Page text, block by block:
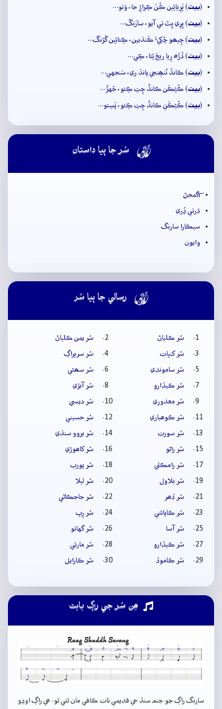
(بيت) ڀَرِيائِين ڪُنَ ڪِراڙِ جا، وَٺو…
(بيت) ڀِرِي ڀِٽَ تي آيو، سارَنگُ…
(بيت) چِيھو چُکِيءَ ڪَنڌيين، ڪِئائِين گَڙنگَ…
(بيت) ڏَڙَھ رِيا ريجَ ٿِئا، ڪِي…
(بيت) ڪانڌَ تُنھِنجي پاندَ ري، سَنجهي…
(بيت) ڪُڻِڪَن ڪانڌُ چِتِ ڪِئو، جُهڙُ…
(بيت) ڪُڻِڪَنِ ڪانڌُ چِتِ ڪِئو، پَسِئو…
 سُر جا ٻيا داستان
آگمجڻ
ڌرتي ڍُري
سيڪارا سارنگ
وايون
 رسالي جا ٻيا سُر
سُر ڪلياڻ
سُر يمن ڪلياڻ
سُر کنڀات
سُر سريراڳ
سُر سامونڊي
سُر سھڻي
سُر ڪيڏارو
سُر آبڙي
سُر معذوري
سُر ديسي
سُر ڪوھياري
سُر حسيني
سُر سورٺ
سُر بروو سنڌي
سُر راڻو
سُر کاھوڙي
سُر رامڪلي
سُر پورب
سُر بلاول
سُر ليلا
سُر ڏھر
سُر جاجڪاڻي
سُر ڪاپائتي
سُر رِپ
سُر آسا
سُر گهاتو
سُر ڪيڏارو
سُر مارئي
سُر ڪاموڏ
سُر ڪارايل
ھِن سُر جي راڳ بابت
سارنگ راڳ جو جنم سنڌ جي قديمي ٺاٺ ڪافي مان ٿئي ٿو. ھي راڳ اوڍو